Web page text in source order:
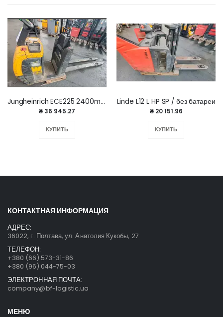
Jungheinrich ECE225 2400mm плохая батарея
₴ 36 945.27
КУПИТЬ
Linde L12 L HP SP / без батареи
₴ 20 151.96
КУПИТЬ
КОНТАКТНАЯ ИНФОРМАЦИЯ
АДРЕС:
36022, г. Полтава, ул. Анатолия Кукобы, 27
ТЕЛЕФОН:
+380 (66) 573-31-86
+380 (96) 044-75-03
ЭЛЕКТРОННАЯ ПОЧТА:
company@bf-logistic.ua
МЕНЮ